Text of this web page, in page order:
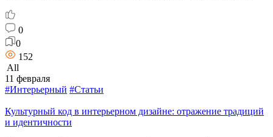
0
0
152
All
11 февраля
#Интерьерный #Статьи
Культурный код в интерьерном дизайне: отражение традиций
и идентичности